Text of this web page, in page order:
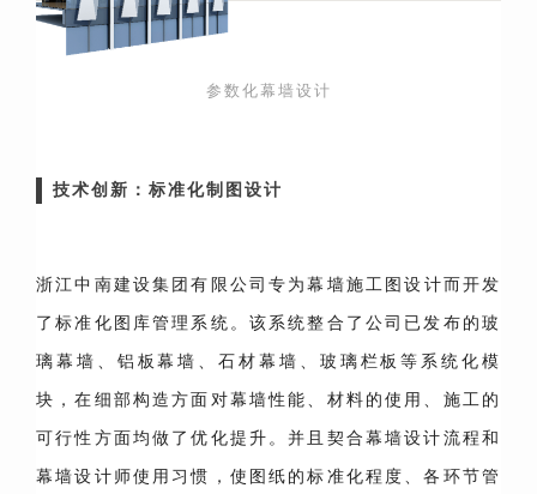
参数化幕墙设计
技术创新：标准化制图设计
浙江中南建设集团有限公司专为幕墙施工图设计而开发
了标准化图库管理系统。该系统整合了公司已发布的玻
璃幕墙、铝板幕墙、石材幕墙、玻璃栏板等系统化模
块，在细部构造方面对幕墙性能、材料的使用、施工的
可行性方面均做了优化提升。并且契合幕墙设计流程和
幕墙设计师使用习惯，使图纸的标准化程度、各环节管